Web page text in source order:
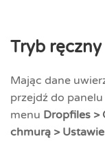
Tryb ręczny
Mając dane
przejdź do
menu Dropfiles >
chmurą >